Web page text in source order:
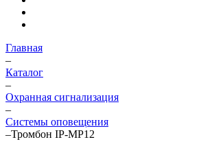
Главная
–
Каталог
–
Охранная сигнализация
–
Системы оповещения
–Тромбон IP-МР12